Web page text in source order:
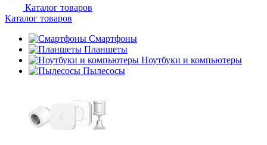
Каталог товаров
Каталог товаров
Смартфоны
Планшеты
Ноутбуки и компьютеры
Пылесосы